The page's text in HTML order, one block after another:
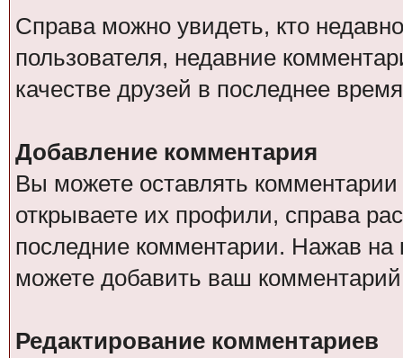
Справа можно увидеть, кто
пользователя, недавние
качестве друзей в последнее
Добавление комментария
Вы можете оставлять комментарии
открываете их профили, справа
последние комментарии. Нажав
можете добавить ваш
Редактирование комментариев